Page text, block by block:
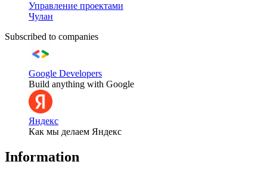
Управление проектами
Чулан
Subscribed to companies
Google Developers
Build anything with Google
Яндекс
Как мы делаем Яндекс
Information